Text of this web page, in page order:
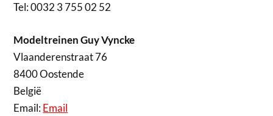
Tel: 0032 3 755 02 52
Modeltreinen Guy Vyncke
Vlaanderenstraat 76
8400 Oostende
België
Email:Email